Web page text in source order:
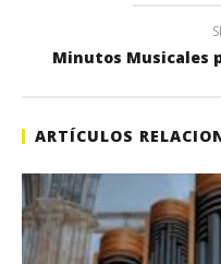
Minutos Musicales
ARTÍCULOS